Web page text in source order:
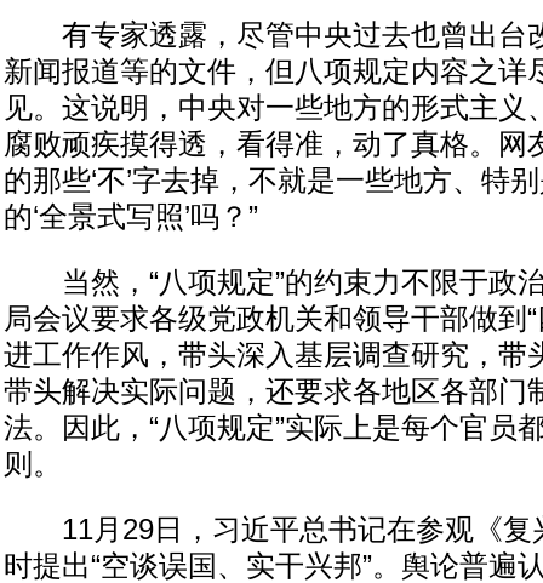
有专家透露，尽管中央过去也曾出台
新闻报道等的文件，但八项规定内容之详
见。这说明，中央对一些地方的形式主义
腐败顽疾摸得透，看得准，动了真格。网
的那些‘不’字去掉，不就是一些地方、特
的‘全景式写照’吗？”
当然，“八项规定”的约束力不限于政
局会议要求各级党政机关和领导干部做到
进工作作风，带头深入基层调查研究，带
带头解决实际问题，还要求各地区各部门
法。因此，“八项规定”实际上是每个官员
则。
11月29日，习近平总书记在参观《复
时提出“空谈误国、实干兴邦”。舆论普遍